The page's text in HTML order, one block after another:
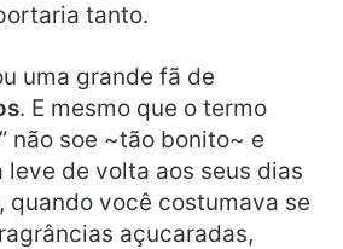
tanto.
uma grande fã de
. E mesmo que o termo
não soe ~tão bonito~ e
de volta aos seus dias
quando você costumava se
açucaradas,